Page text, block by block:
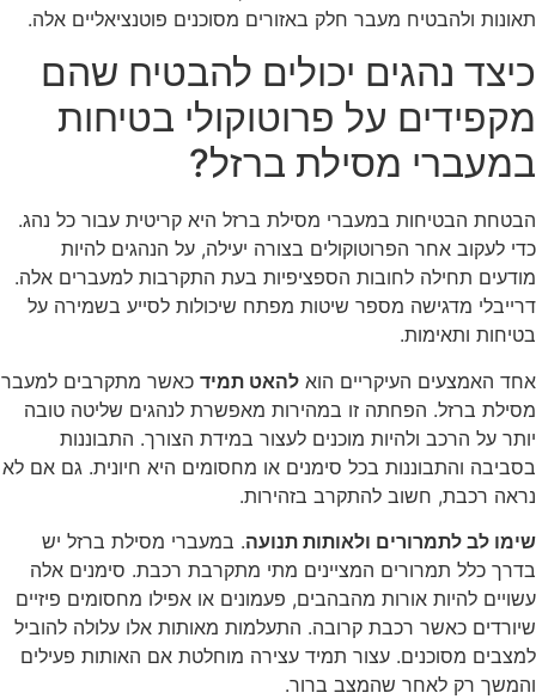
ולהבטיח מעבר חלק באזורים מסוכנים פוטנציאליים אלה.
נהגים יכולים להבטיח שהם
על פרוטוקולי בטיחות
מסילת ברזל?
הבטיחות במעברי מסילת ברזל היא קריטית עבור כל נהג.
לעקוב אחר הפרוטוקולים בצורה יעילה, על הנהגים להיות
תחילה לחובות הספציפיות בעת התקרבות למעברים אלה.
מדגישה מספר שיטות מפתח שיכולות לסייע בשמירה על
ותאימות.
האמצעים העיקריים הואלהאט תמידכאשר מתקרבים למעבר
ברזל. הפחתה זו במהירות מאפשרת לנהגים שליטה טובה
על הרכב ולהיות מוכנים לעצור במידת הצורך. התבוננות
והתבוננות בכל סימנים או מחסומים היא חיונית. גם אם לא
רכבת, חשוב להתקרב בזהירות.
לב לתמרורים ולאותות תנועה. במעברי מסילת ברזל יש
כלל תמרורים המציינים מתי מתקרבת רכבת. סימנים אלה
להיות אורות מהבהבים, פעמונים או אפילו מחסומים פיזיים
כאשר רכבת קרובה. התעלמות מאותות אלו עלולה להוביל
מסוכנים. עצור תמיד עצירה מוחלטת אם האותות פעילים
רק לאחר שהמצב ברור.